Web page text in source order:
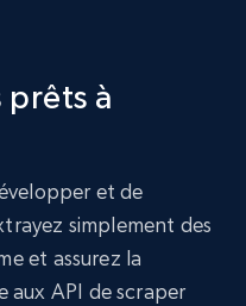
prêts à
et de
simplement des
et assurez la
aux API de scraper